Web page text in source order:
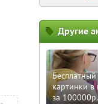
Другие
Бесплатный
картинки в
за